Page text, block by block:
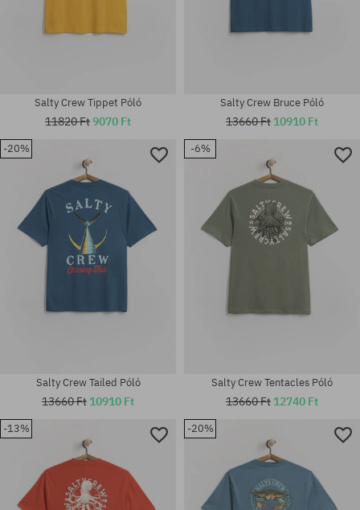
Elérhető méretek:
Elérhető méretek:
M; L; XL
Elérhető méretek:
M; L; XL
Salty Crew Tippet Póló
11820 Ft9070 Ft
Elérhető méretek:
M; L; XL
Salty Crew Bruce Póló
13660 Ft 10910 Ft
-20%
Salty Crew Tailed Póló
13660 Ft 10910 Ft
-6%
Salty Crew Tentacles Póló
13660 Ft 12740 Ft
-13% -20%